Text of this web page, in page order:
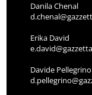
Danila Chenal
Erika David
Davide Pellegrino